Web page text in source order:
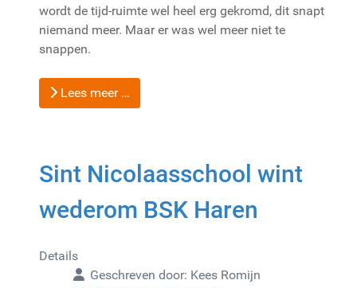
wordt de tijd-ruimte wel heel erg gekromd, dit snapt
niemand meer. Maar er was wel meer niet te
snappen.
Lees meer …
Sint Nicolaasschool wint
wederom BSK Haren
Details
Geschreven door: Kees Romijn